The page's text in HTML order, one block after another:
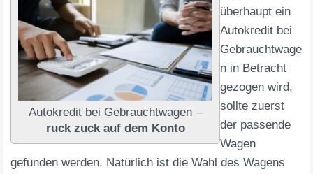
Autokredit bei Gebrauchtwagen –
ruck zuck auf dem Konto
überhaupt ein
Autokredit bei
Gebrauchtwage
n in Betracht
gezogen wird,
sollte zuerst
der passende
Wagen
gefunden werden. Natürlich ist die Wahl des Wagens